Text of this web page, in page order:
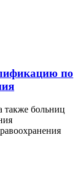
по
также больниц